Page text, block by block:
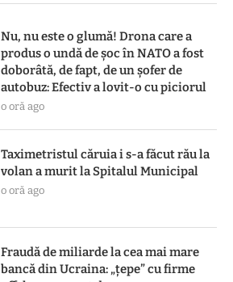
Nu, nu este o glumă! Drona care a
produs o undă de șoc în NATO a fost
doborâtă, de fapt, de un șofer de
autobuz: Efectiv a lovit-o cu piciorul
o oră ago
Taximetristul căruia i s-a făcut rău la
volan a murit la Spitalul Municipal
o oră ago
Fraudă de miliarde la cea mai mare
bancă din Ucraina: „țepe” cu firme